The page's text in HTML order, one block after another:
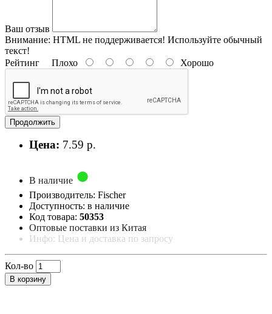
Ваш отзыв
Внимание: HTML не поддерживается! Используйте обычный
текст!
Рейтинг Плохо Хорошо
Продолжить
Цена: 7.59 р.
В наличие
Производитель: Fischer
Доступность: в наличие
Код товара: 50353
Оптовые поставки из Китая
Инфо: Цена и доставка по запросу
Кол-во
В корзину